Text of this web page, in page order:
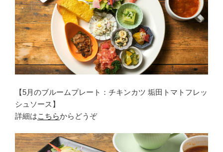
【5月のブルームプレート：チキンカツ 垢田トマトフレッ
シュソース】
詳細はこちらからどうぞ